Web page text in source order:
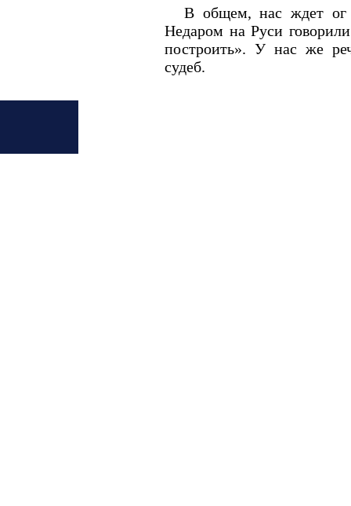
В общем, нас ждет ог
Недаром на Руси
построить». У нас же
судеб.